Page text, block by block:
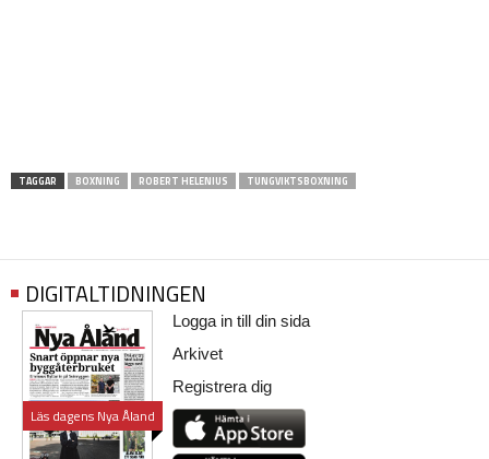
TAGGAR BOXNING ROBERT HELENIUS TUNGVIKTSBOXNING
DIGITALTIDNINGEN
Läs dagens Nya Åland
Logga in till din sida
Arkivet
Registrera dig